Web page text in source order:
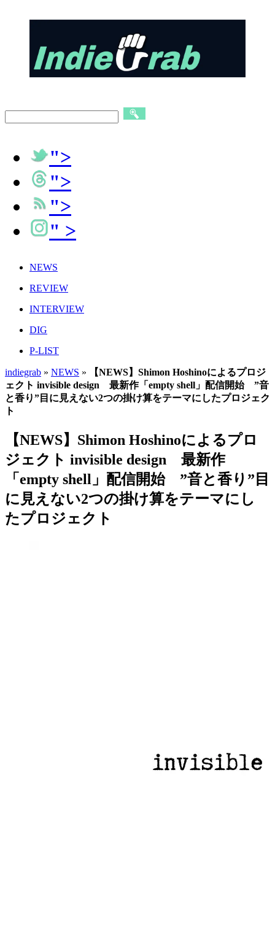
">
">
">
" >
NEWS
REVIEW
INTERVIEW
DIG
P-LIST
indiegrab » NEWS »
【NEWS】Shimon Hoshinoによるプロジ
ェクト invisible design 最新作「empty shell」配信開始 ”音
と香り”目に見えない2つの掛け算をテーマにしたプロジェク
ト
【NEWS】Shimon Hoshinoによるプロ
ジェクト invisible design 最新作
「empty shell」配信開始 ”音と香り”目
に見えない2つの掛け算をテーマにし
たプロジェクト